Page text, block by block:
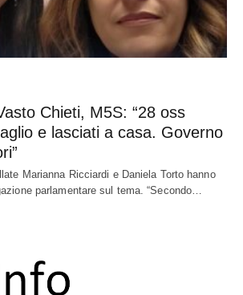
Chieti, M5S: “28 oss
e lasciati a casa. Governo
Marianna Ricciardi e Daniela Torto hanno
parlamentare sul tema. “Secondo…